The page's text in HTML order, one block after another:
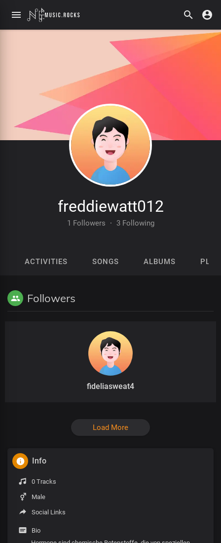
freddiewatt012
1 Followers · 3 Following
ACTIVITIES SONGS ALBUMS
Followers
fideliasweat4
Load More
Info
0 Tracks
Male
Social Links
Bio